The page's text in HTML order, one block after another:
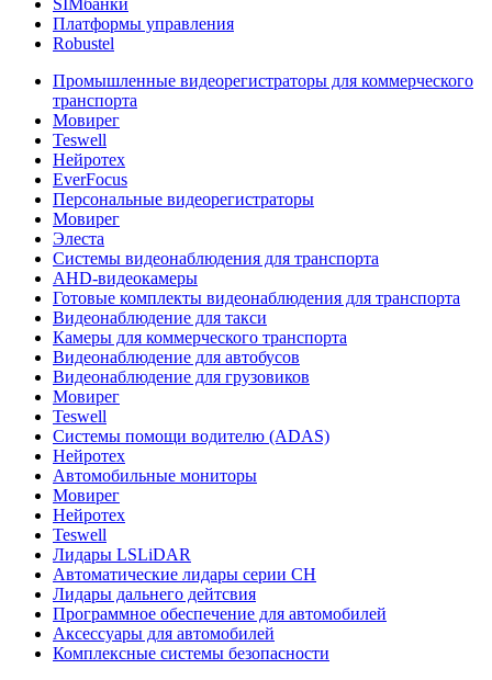
SIMбанки
Платформы управления
Robustel
Промышленные видеорегистраторы для коммерческого
транспорта
Мовирег
Teswell
Нейротех
EverFocus
Персональные видеорегистраторы
Мовирег
Элеста
Системы видеонаблюдения для транспорта
AHD-видеокамеры
Готовые комплекты видеонаблюдения для транспорта
Видеонаблюдение для такси
Камеры для коммерческого транспорта
Видеонаблюдение для автобусов
Видеонаблюдение для грузовиков
Мовирег
Teswell
Системы помощи водителю (ADAS)
Нейротех
Автомобильные мониторы
Мовирег
Нейротех
Teswell
Лидары LSLiDAR
Автоматические лидары серии CH
Лидары дальнего дейтсвия
Программное обеспечение для автомобилей
Аксессуары для автомобилей
Комплексные системы безопасности